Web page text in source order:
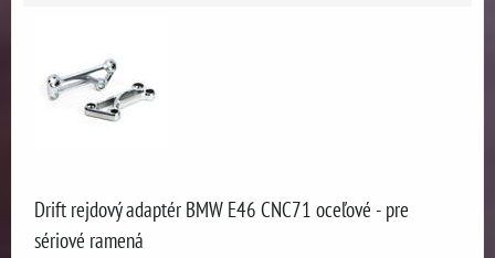
Drift rejdový adaptér BMW E46 CNC71 oceľové - pre
sériové ramená